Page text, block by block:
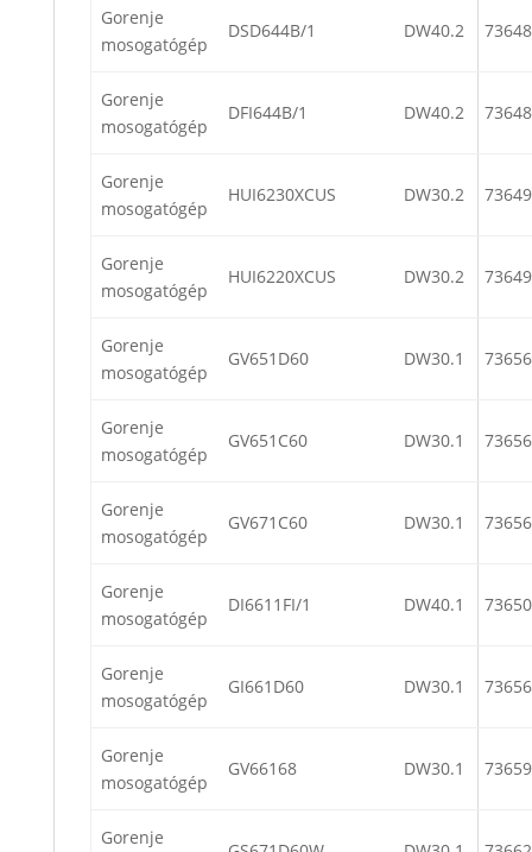
Gorenje
mosogatógép
DSD644B/1 DW40.2
Gorenje
mosogatógép
DFI644B/1 DW40.2
Gorenje
mosogatógép
HUI6230XCUS DW30.2
Gorenje
mosogatógép
HUI6220XCUS DW30.2
Gorenje
mosogatógép
GV651D60 DW30.1
Gorenje
mosogatógép
GV651C60 DW30.1
Gorenje
mosogatógép
GV671C60 DW30.1
Gorenje
mosogatógép
DI6611FI/1 DW40.1
Gorenje
mosogatógép
GI661D60 DW30.1
Gorenje
mosogatógép
GV66168 DW30.1
Gorenje